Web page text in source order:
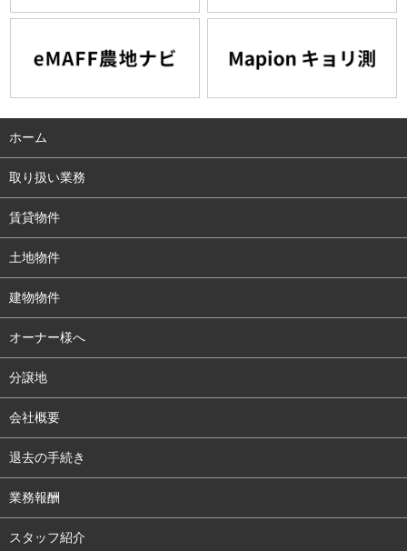
ホーム
取り扱い業務
賃貸物件
土地物件
建物物件
オーナー様へ
分譲地
会社概要
退去の手続き
業務報酬
スタッフ紹介